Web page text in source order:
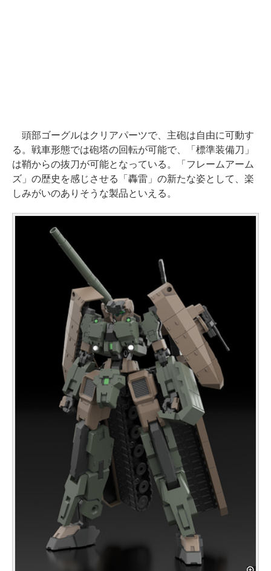
頭部ゴーグルはクリアパーツで、主砲は自由に可動す
る。戦車形態では砲塔の回転が可能で、「標準装備刀」
は鞘からの抜刀が可能となっている。「フレームアーム
ズ」の歴史を感じさせる「轟雷」の新たな姿として、楽
しみがいのありそうな製品といえる。